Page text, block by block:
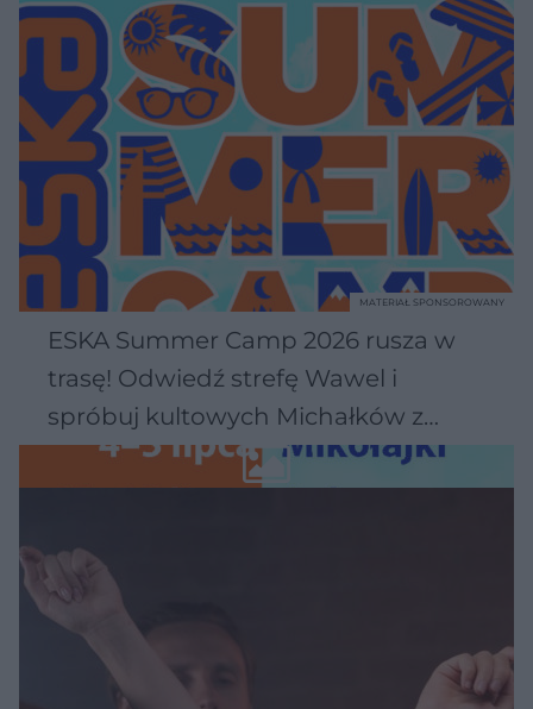
ESKA Summer Camp 2026 rusza w
trasę! Odwiedź strefę Wawel i
spróbuj kultowych Michałków z
Wawelu
MATERIAŁ SPONSOROWANY